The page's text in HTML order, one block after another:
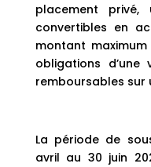
placement privé,
convertibles en
montant
obligations
remboursables sur
La période de
avril au 30 juin